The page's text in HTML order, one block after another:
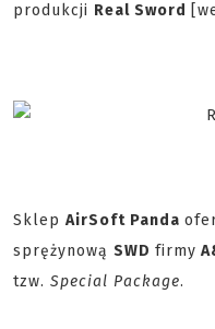
produkcji Real Sword
Sklep AirSoft Panda
sprężynową SWD firmy
tzw. Special Package.